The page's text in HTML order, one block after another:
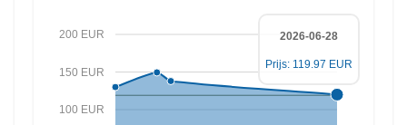
100 EUR
150 EUR
200 EUR 2026-06-28
Prijs: 119.97 EUR